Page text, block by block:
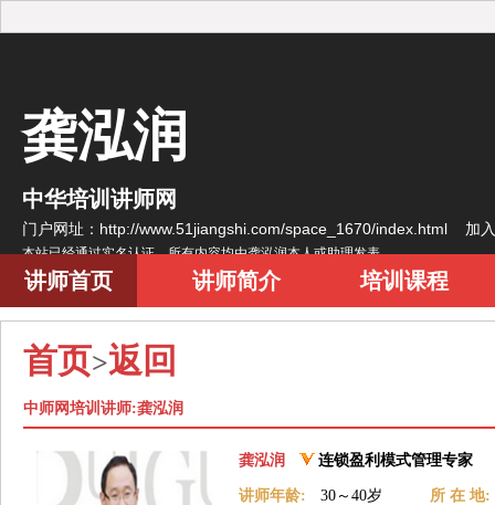
龚泓润
中华培训讲师网
门户网址：http://www.51jiangshi.com/space_1670/index.html 加
本站已经通过实名认证，所有内容均由龚泓润本人或助理发表
讲师首页 讲师简介 培训课程
首页>返回
中师网培训讲师:龚泓润
龚泓润 连锁盈利模式管理专家
讲师年龄: 30～40岁 所 在 地: